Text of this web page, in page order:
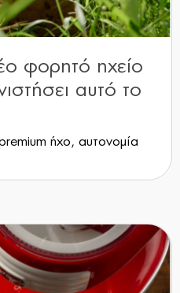
φορητό ηχείο
αυτό το
ήχο, αυτονομία